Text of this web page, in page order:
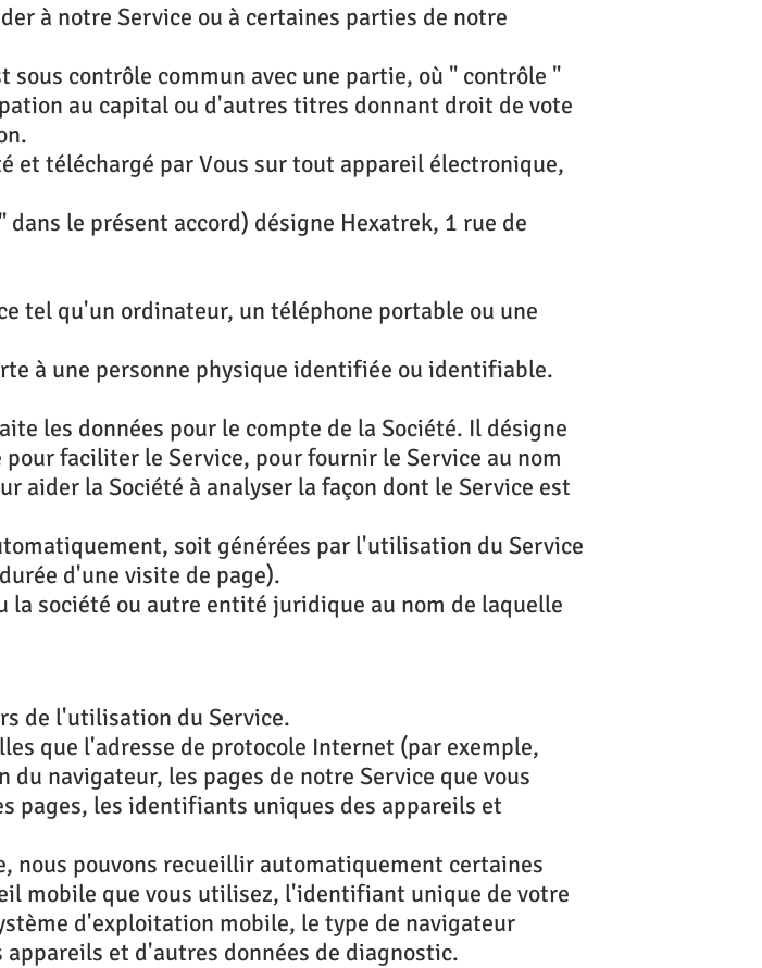
à notre Service ou à certaines parties de notre
contrôle commun avec une partie, où " contrôle "
au capital ou d'autres titres donnant droit de vote
et téléchargé par Vous sur tout appareil électronique,
le présent accord) désigne Hexatrek, 1 rue de
tel qu'un ordinateur, un téléphone portable ou une
à une personne physique identifiée ou identifiable.
les données pour le compte de la Société. Il désigne
faciliter le Service, pour fournir le Service au nom
aider la Société à analyser la façon dont le Service est
soit générées par l'utilisation du Service
d'une visite de page).
la société ou autre entité juridique au nom de laquelle
de l'utilisation du Service.
que l'adresse de protocole Internet (par exemple,
navigateur, les pages de notre Service que vous
pages, les identifiants uniques des appareils et
nous pouvons recueillir automatiquement certaines
mobile que vous utilisez, l'identifiant unique de votre
d'exploitation mobile, le type de navigateur
et d'autres données de diagnostic.